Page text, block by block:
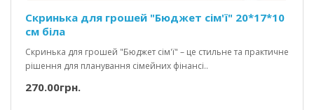
Скринька для грошей "Бюджет сім'ї" 20*17*10
см біла
Скринька для грошей "Бюджет сім'ї" – це стильне та практичне
рішення для планування сімейних фінансі..
270.00грн.